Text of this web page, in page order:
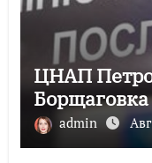
ЦНАП
Борщаговка
admin